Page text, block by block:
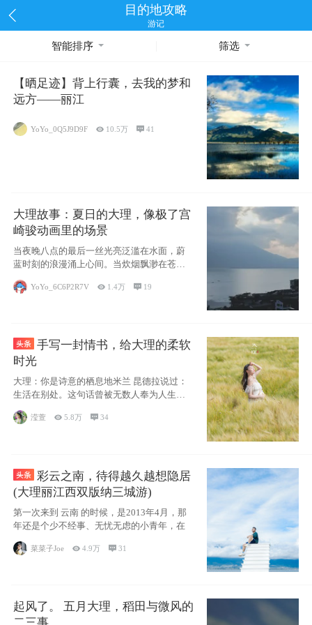
目的地攻略
游记
智能排序 筛选
【晒足迹】背上行囊，去我的梦和
远方——丽江
YoYo_0Q5J9D9F  10.5万 41
大理故事：夏日的大理，像极了宫
崎骏动画里的场景
当夜晚八点的最后一丝光亮泛滥在水面，蔚
蓝时刻的浪漫涌上心间。当炊烟飘渺在苍山
YoYo_6C6P2R7V  1.4万  19
手写一封情书，给大理的柔软
时光
大理：你是诗意的栖息地米兰 昆德拉说过：
生活在别处。这句话曾被无数人奉为人生信
条，并
滢萱 5.8万 34
彩云之南，待得越久越想隐居
(大理丽江西双版纳三城游)
第一次来到 云南 的时候，是2013年4月，那
年还是个少不经事、无忧无虑的小青年，在
菜菜子Joe 4.9万  31
起风了。 五月大理，稻田与微风的